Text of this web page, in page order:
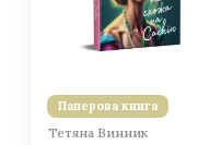
Паперова книга
Тетяна Винник